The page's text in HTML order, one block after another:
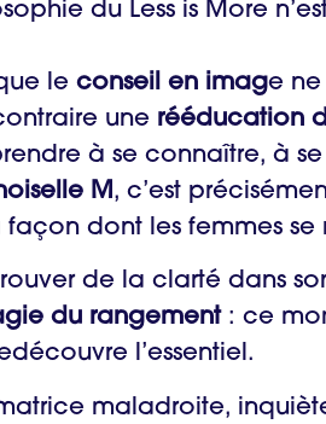
du Less is More
le conseil en image ne
une rééducation
à se connaître, à
M, c’est
façon dont les femmes
de la clarté dans
du rangement: ce
l’essentiel.
maladroite,